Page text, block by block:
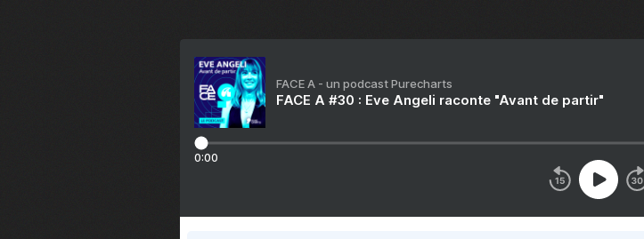
FACE A - un podcast Purecharts
FACE A #30 : Eve Angeli raconte "Avant de partir"
0:00